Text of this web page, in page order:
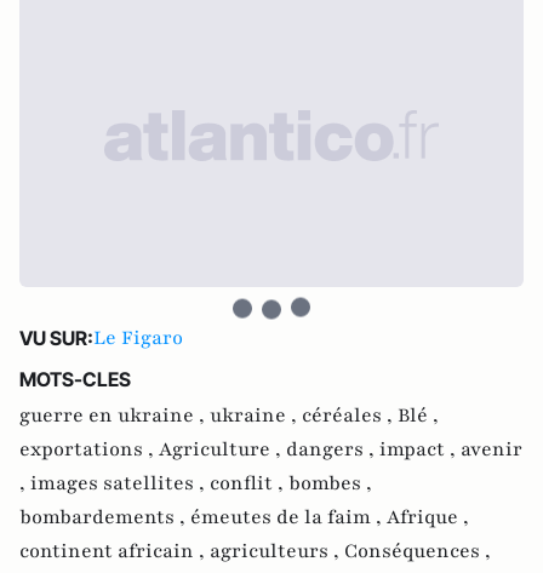
VU SUR:Le Figaro
MOTS-CLES
guerre en ukraine , ukraine , céréales , Blé ,
exportations , Agriculture , dangers , impact , avenir
, images satellites , conflit , bombes ,
bombardements , émeutes de la faim , Afrique ,
continent africain , agriculteurs , Conséquences ,